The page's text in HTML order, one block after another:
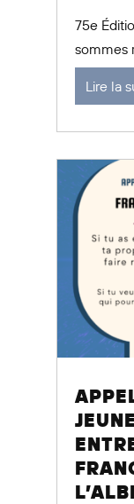
75e
sommes
Lire la